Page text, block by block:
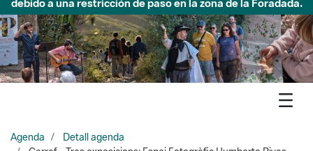
Espai Interdisciplinari i Espai Videogràfic Carles Hac Mor